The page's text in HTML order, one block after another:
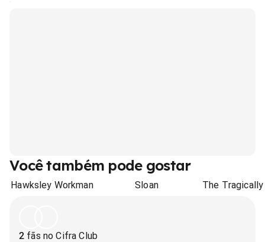
Você também pode gostar
Hawksley Workman Sloan The
2 fãs no Cifra Club